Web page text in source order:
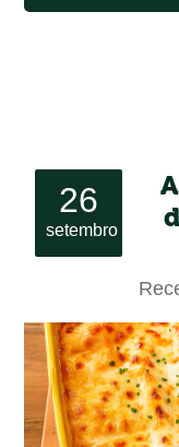
26
setembro